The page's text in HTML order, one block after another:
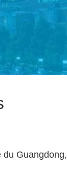
du Guangdong,